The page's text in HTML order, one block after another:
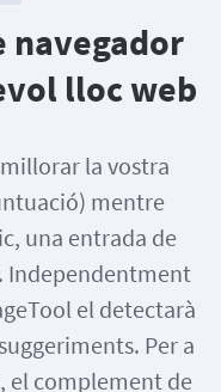
navegador
lloc web
la vostra
mentre
una entrada de
Independentment
el detectarà
Per a
el complement de